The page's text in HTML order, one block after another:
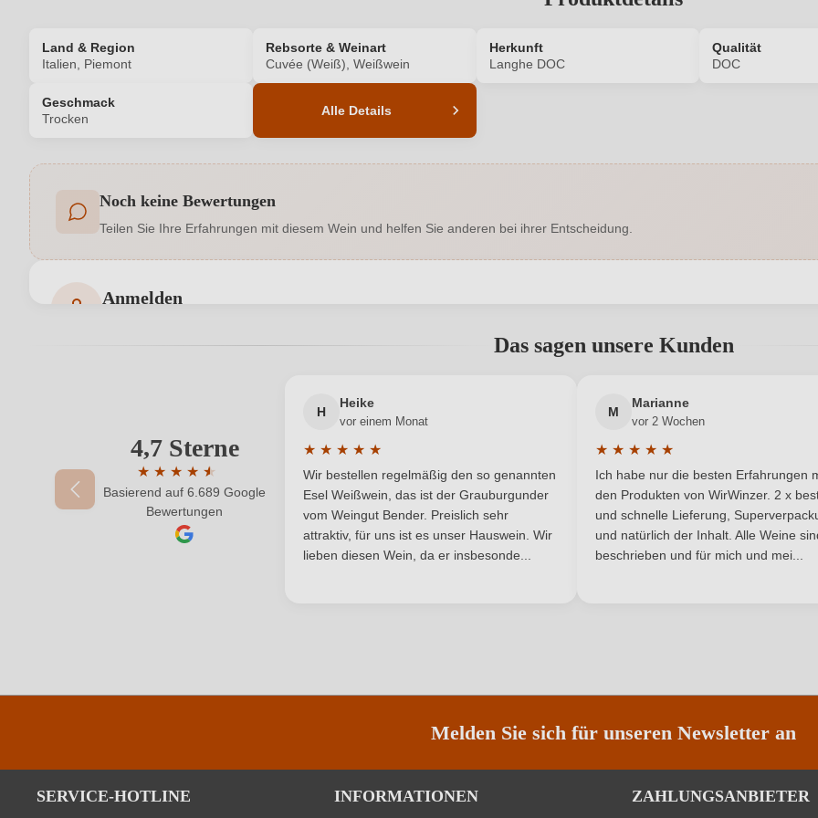
Land & Region
Italien, Piemont
Rebsorte & Weinart
Cuvée (Weiß), Weißwein
Herkunft
Langhe DOC
Qualität
DOC
Geschmack
Trocken
Alle Details
Allergene
Cuvée-Rebsorten
Qualität
Region
Traubenfarbe Weinart
Noch keine Bewertungen
Teilen Sie Ihre Erfahrungen mit diesem Wein und helfen Sie anderen bei ihrer Entscheidung.
Anmelden
Ihre E-Mail-Adresse
Ihr Passwort
Das sagen unsere Kunden
4,7 Sterne
★ ★ ★ ★ ★
★
Durchschnittliche Bewertung von 4.7 von 5 Sternen
Basierend auf 6.689 Google
Bewertungen
H
Heike
vor einem Monat
★ ★ ★ ★ ★
Durchschnittliche Bewertung von 5 von 5 Sternen
Wir bestellen regelmäßig den so genannten
Esel Weißwein, das ist der Grauburgunder
vom Weingut Bender. Preislich sehr
attraktiv, für uns ist es unser Hauswein. Wir
lieben diesen Wein, da er insbesonde...
M
Marianne
vor 2 Wochen
★ ★ ★ ★ ★
Durchschnittliche Bewertung von
Ich habe nur die besten Erfahrungen
den Produkten von WirWinzer. 2 x
und schnelle Lieferung,
und natürlich der Inhalt. Alle Weine
beschrieben und für mich und mei...
Melden Sie sich für unseren Newsletter an
SERVICE-HOTLINE INFORMATIONEN ZAHLUNGSANBIETER